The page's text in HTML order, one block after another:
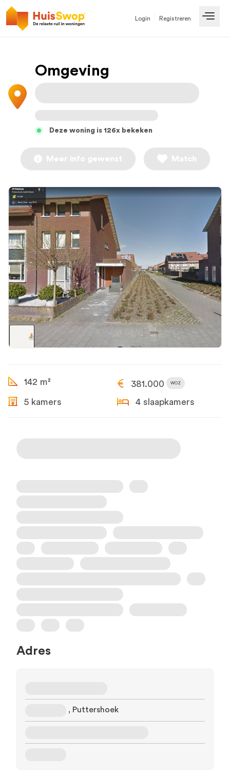
Login Registreren
Omgeving
Deze woning is 126x bekeken
Meer info gewenst Match
142 m² 381.000 WOZ
5 kamers 4 slaapkamers
Adres
, Puttershoek